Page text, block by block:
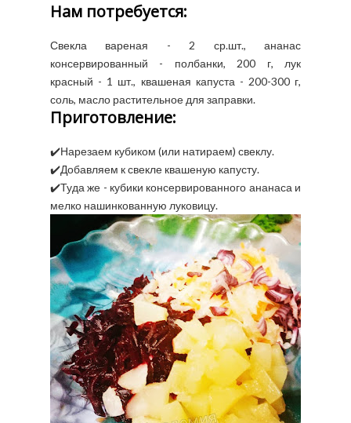
Нам потребуется:
Свекла вареная - 2 ср.шт., ананас
консервированный - полбанки, 200 г, лук
красный - 1 шт., квашеная капуста - 200-300 г,
соль, масло растительное для заправки.
Приготовление:
✔️Нарезаем кубиком (или натираем) свеклу.
✔️Добавляем к свекле квашеную капусту.
✔️Туда же - кубики консервированного ананаса и
мелко нашинкованную луковицу.